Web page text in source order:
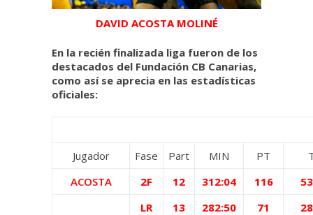
DAVID ACOSTA MOLINÉ
En la recién finalizada liga fueron de los
destacados del Fundación CB Canarias,
como así se aprecia en las estadísticas
oficiales:
Jugador Fase Part MIN PT
ACOSTA
2F 12 312:04 116
LR
13 282:50 71